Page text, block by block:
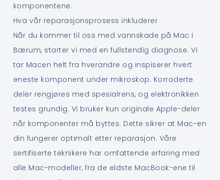
komponentene.
Hva vår reparasjonsprosess inkluderer
Når du kommer til oss med vannskade på Mac i
Bærum, starter vi med en fullstendig diagnose. Vi
tar Macen helt fra hverandre og inspiserer hvert
eneste komponent under mikroskop. Korroderte
deler rengjøres med spesialrens, og elektronikken
testes grundig. Vi bruker kun originale Apple-deler
når komponenter må byttes. Dette sikrer at Mac-en
din fungerer optimalt etter reparasjon. Våre
sertifiserte teknikere har omfattende erfaring med
alle Mac-modeller, fra de eldste MacBook-ene til